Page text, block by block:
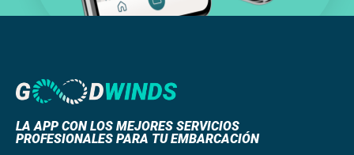
LA APP CON LOS MEJORES SERVICIOS
PROFESIONALES PARA TU EMBARCACIÓN